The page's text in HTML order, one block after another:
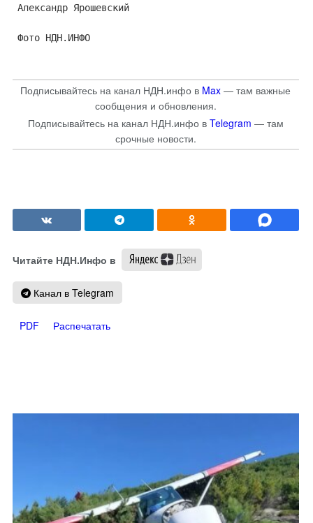
Александр Ярошевский
Фото НДН.ИНФО
Подписывайтесь на канал НДН.инфо в Max — там важные
сообщения и обновления.
Подписывайтесь на канал НДН.инфо в Telegram — там
срочные новости.
Читайте НДН.Инфо в
Канал в Telegram
PDF Распечатать